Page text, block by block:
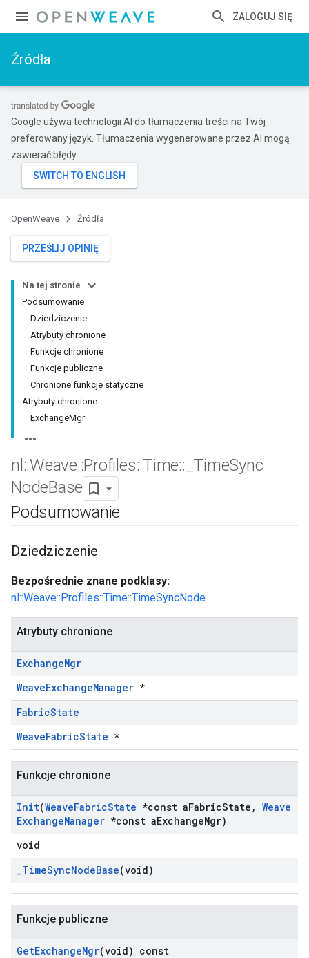
ZALOGUJ SIĘ
Źródła
Google używa technologii AI do tłumaczenia treści na Twój
preferowany język. Tłumaczenia wygenerowane przez AI mogą
zawierać błędy.
OpenWeave Źródła
PRZEŚLIJ OPINIĘ
Na tej stronie
Podsumowanie
Dziedziczenie
Atrybuty chronione
Funkcje chronione
Funkcje publiczne
Chronione funkcje statyczne
Atrybuty chronione
ExchangeMgr
nl ::Weave::Profiles::Time:: TimeSync
NodeBase
Podsumowanie
Dziedziczenie
Bezpośrednie znane podklasy:
nl::Weave::Profiles::Time::TimeSyncNode
Atrybuty chronione
ExchangeMgr
WeaveExchangeManager *
FabricState
WeaveFabricState *
Funkcje chronione
Init(WeaveFabricState *const aFabricState , Weave
ExchangeManager *const aExchangeMgr)
void
_TimeSyncNodeBase(void)
Funkcje publiczne
GetExchangeMgr(void) const